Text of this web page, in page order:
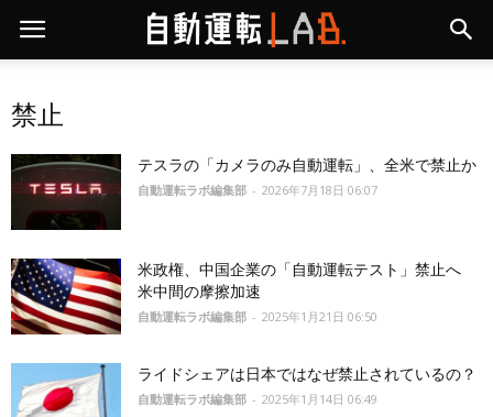
禁止
テスラの「カメラのみ自動運転」、全米で禁止か
自動運転ラボ編集部 - 2026年7月18日 06:07
米政権、中国企業の「自動運転テスト」禁止へ
米中間の摩擦加速
自動運転ラボ編集部 - 2025年1月21日 06:50
ライドシェアは日本ではなぜ禁止されているの？
自動運転ラボ編集部 - 2025年1月14日 06:49